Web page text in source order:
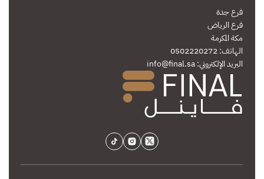
استقبال
توصيل
معدة
شكرا لكم
sara eisa alsharyofi
توصيل
جيد
فرع جدة
فرع الرياض
مكة المكرمة
الهاتف: 0502220272
البريد الإلكتروني:info@final.sa